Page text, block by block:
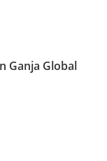
Ganja Global